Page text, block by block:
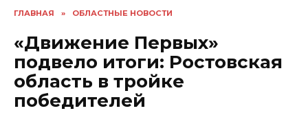
ГЛАВНАЯ » ОБЛАСТНЫЕ НОВОСТИ
«Движение Первых»
подвело итоги: Ростовская
область в тройке
победителей